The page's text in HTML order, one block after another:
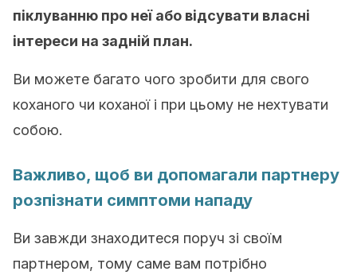
піклуванню про неї або відсувати власні
інтереси на задній план.
Ви можете багато чого зробити для свого
коханого чи коханої і при цьому не нехтувати
собою.
Важливо, щоб ви допомагали партнеру
розпізнати симптоми нападу
Ви завжди знаходитеся поруч зі своїм
партнером, тому саме вам потрібно